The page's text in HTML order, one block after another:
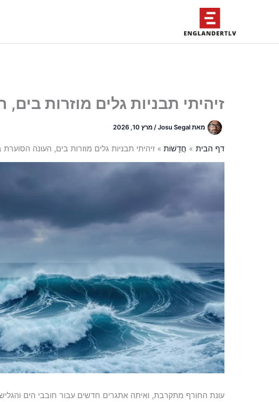
זיהיתי תבניות גלים מוזרות
מאתJosu Segal
/ מרץ 10, 2026
דף הבית חֲדָשׁוֹת זיהיתי תבניות גלים מוזרות בים, העונה
עונת החורף מתקרבת, ואיתה אתגרים חדשים עבור חובבי הים